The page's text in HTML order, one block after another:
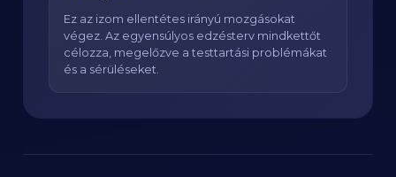
Ez az izom ellentétes irányú mozgásokat
végez. Az egyensúlyos edzésterv mindkettőt
célozza, megelőzve a testtartási problémákat
és a sérüléseket.